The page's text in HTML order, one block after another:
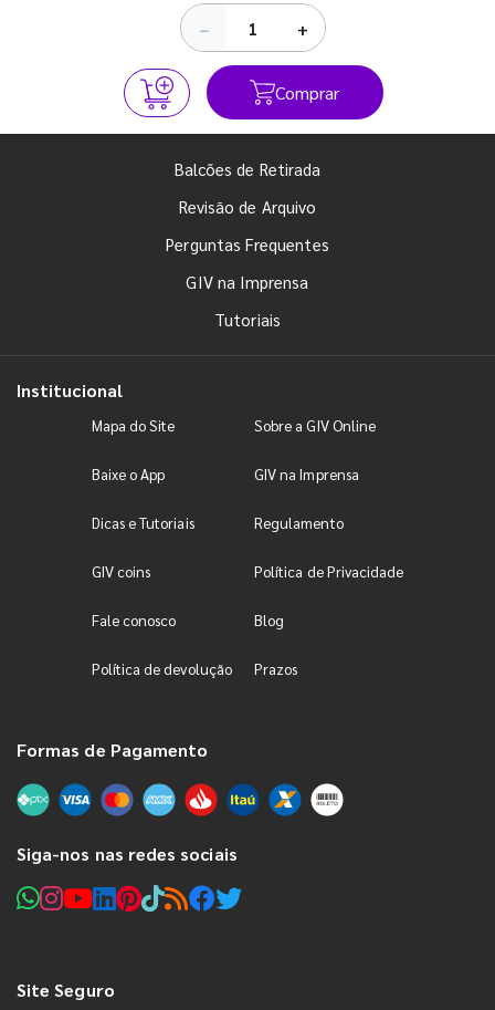
− +
Comprar
Balcões de Retirada
Revisão de Arquivo
Perguntas Frequentes
GIV na Imprensa
Tutoriais
Institucional
Mapa do Site Sobre a GIV Online
Baixe o App GIV na Imprensa
Dicas e Tutoriais Regulamento
GIV coins Política de Privacidade
Fale conosco Blog
Política de devolução Prazos
Formas de Pagamento
Siga-nos nas redes sociais
Site Seguro